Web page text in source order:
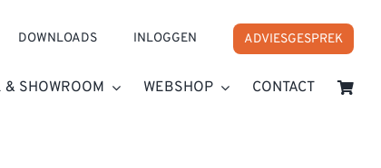
DOWNLOADS INLOGGEN ADVIESGESPREK
& SHOWROOM WEBSHOP CONTACT